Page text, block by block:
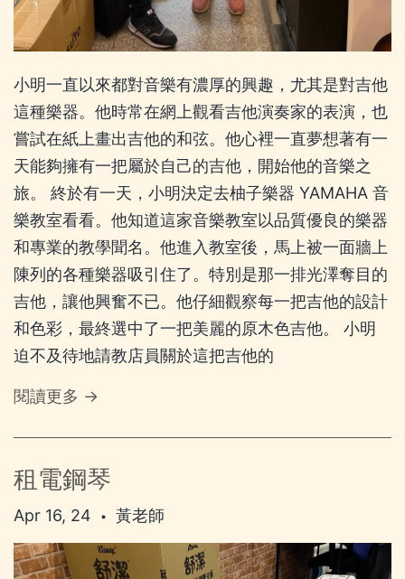
小明一直以來都對音樂有濃厚的興趣，尤其是對吉他
這種樂器。他時常在網上觀看吉他演奏家的表演，也
嘗試在紙上畫出吉他的和弦。他心裡一直夢想著有一
天能夠擁有一把屬於自己的吉他，開始他的音樂之
旅。 終於有一天，小明決定去柚子樂器 YAMAHA 音
樂教室看看。他知道這家音樂教室以品質優良的樂器
和專業的教學聞名。他進入教室後，馬上被一面牆上
陳列的各種樂器吸引住了。特別是那一排光澤奪目的
吉他，讓他興奮不已。他仔細觀察每一把吉他的設計
和色彩，最終選中了一把美麗的原木色吉他。 小明
迫不及待地請教店員關於這把吉他的
閱讀更多 →
租電鋼琴
Apr 16, 24 • 黃老師